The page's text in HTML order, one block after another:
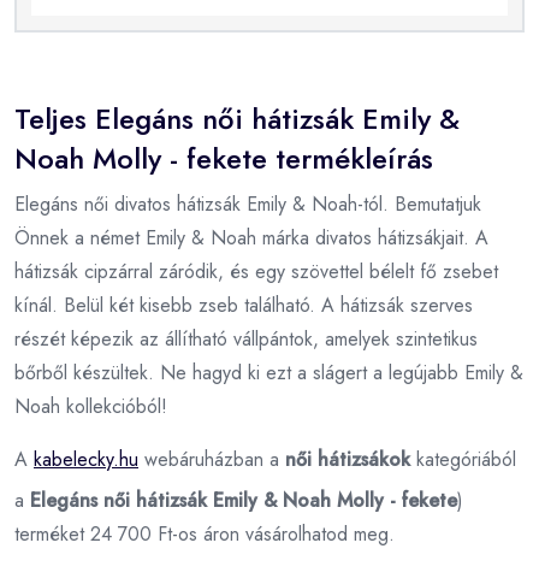
Teljes Elegáns női hátizsák Emily &
Noah Molly - fekete termékleírás
Elegáns női divatos hátizsák Emily & Noah-tól. Bemutatjuk
Önnek a német Emily & Noah márka divatos hátizsákjait. A
hátizsák cipzárral záródik, és egy szövettel bélelt fő zsebet
kínál. Belül két kisebb zseb található. A hátizsák szerves
részét képezik az állítható vállpántok, amelyek szintetikus
bőrből készültek. Ne hagyd ki ezt a slágert a legújabb Emily &
Noah kollekcióból!
A kabelecky.hu webáruházban a női hátizsákokkategóriából
a Elegáns női hátizsák Emily & Noah Molly - fekete)
terméket 24 700 Ft-os áron vásárolhatod meg.